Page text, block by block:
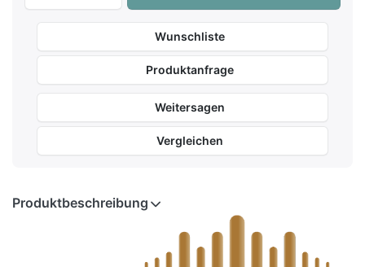
Wunschliste
Produktanfrage
Weitersagen
Vergleichen
Produktbeschreibung